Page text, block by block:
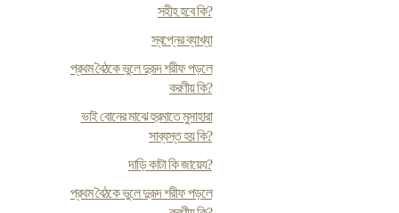
সহীহ হবে কি?
স্বপ্নের ব্যাখ্যা
প্রথম বৈঠকে ভুলে দুরূদ শরীফ পড়লে
করণীয় কি?
ভাই বোনের মাঝে হুরমাতে মুসাহারা
সাব্যস্ত হয় কি?
দাড়ি কাটা কি জায়েয?
প্রথম বৈঠকে ভুলে দুরূদ শরীফ পড়লে